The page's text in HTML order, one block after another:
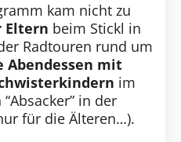
kam nicht zu
Eltern beim Stickl in
Radtouren rund um
Abendessen mit
im
in der
für die Älteren…).